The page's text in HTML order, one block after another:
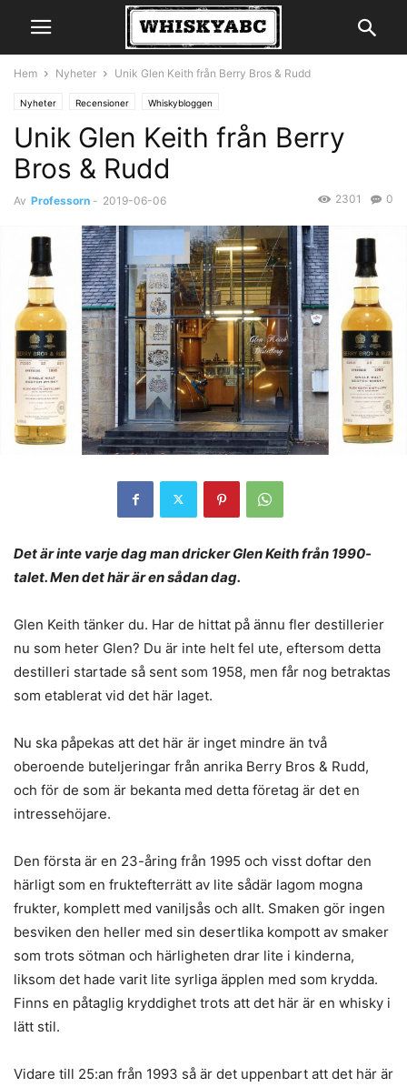
Hem Nyheter Unik Glen Keith från Berry Bros & Rudd
Nyheter Recensioner Whiskybloggen
Unik Glen Keith från Berry
Bros & Rudd
Av Professorn - 2019-06-06 0
2301
Det är inte varje dag man dricker Glen Keith från 1990-
talet. Men det här är en sådan dag.
Glen Keith tänker du. Har de hittat på ännu fler destillerier
nu som heter Glen? Du är inte helt fel ute, eftersom detta
destilleri startade så sent som 1958, men får nog betraktas
som etablerat vid det här laget.
Nu ska påpekas att det här är inget mindre än två
oberoende buteljeringar från anrika Berry Bros & Rudd,
och för de som är bekanta med detta företag är det en
intressehöjare.
Den första är en 23-åring från 1995 och visst doftar den
härligt som en fruktefterrätt av lite sådär lagom mogna
frukter, komplett med vaniljsås och allt. Smaken gör ingen
besviken den heller med sin desertlika kompott av smaker
som trots sötman och härligheten drar lite i kinderna,
liksom det hade varit lite syrliga äpplen med som krydda.
Finns en påtaglig kryddighet trots att det här är en whisky i
lätt stil.
Vidare till 25:an från 1993 så är det uppenbart att det här är